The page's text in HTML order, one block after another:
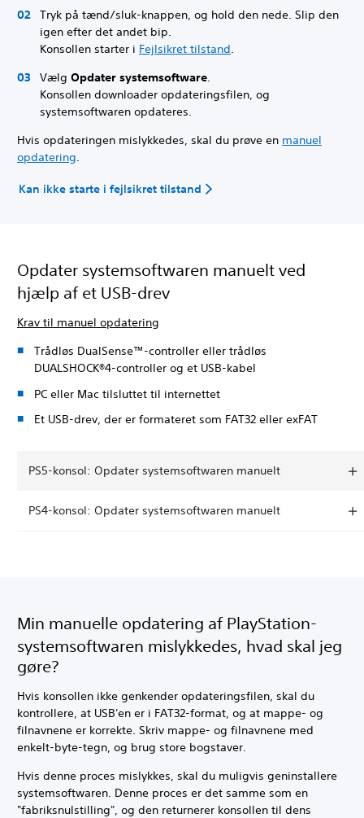
Tryk på tænd/sluk-knappen, og hold den nede. Slip den
igen efter det andet bip.
Konsollen starter i Fejlsikret tilstand
Vælg Opdater systemsoftware
Konsollen downloader opdateringsfilen, og
systemsoftwaren opdateres.
Hvis opdateringen mislykkedes, skal du prøve en manuel
opdatering
Kan ikke starte i fejlsikret tilstand
Opdater systemsoftwaren manuelt ved
hjælp af et USB-drev
Krav til manuel opdatering
Trådløs DualSense™-controller eller trådløs
DUALSHOCK®4-controller og et USB-kabel
PC eller Mac tilsluttet til internettet
Et USB-drev, der er formateret som FAT32 eller exFAT
PS5-konsol: Opdater systemsoftwaren manuelt
PS4-konsol: Opdater systemsoftwaren manuelt
Min manuelle opdatering af PlayStation-
systemsoftwaren mislykkedes, hvad skal jeg
gøre?
Hvis konsollen ikke genkender opdateringsfilen, skal du
kontrollere, at USB'en er i FAT32-format, og at mappe- og
filnavnene er korrekte. Skriv mappe- og filnavnene med
enkelt-byte-tegn, og brug store bogstaver.
Hvis denne proces mislykkes, skal du muligvis geninstallere
systemsoftwaren. Denne proces er det samme som en
"fabriksnulstilling", og den returnerer konsollen til dens